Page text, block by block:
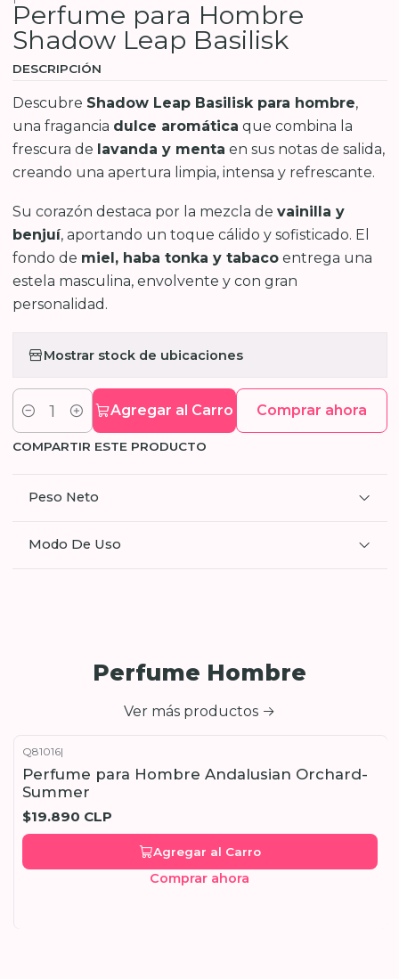
Perfume para Hombre
Shadow Leap Basilisk
DESCRIPCIÓN
Descubre Shadow Leap Basilisk para hombre,
una fragancia dulce aromática que combina la
frescura de lavanda y menta en sus notas de salida,
creando una apertura limpia, intensa y refrescante.
Su corazón destaca por la mezcla de vainilla y
benjuí, aportando un toque cálido y sofisticado. El
fondo de miel, haba tonka y tabacoentrega una
estela masculina, envolvente y con gran
personalidad.
Mostrar stock de ubicaciones
Cantidad
Agregar al Carro Comprar ahora
COMPARTIR ESTE PRODUCTO
Peso Neto
Modo De Uso
Perfume Hombre
Ver más productos
Q81016|
Perfume para Hombre Andalusian Orchard-
Summer
$19.890 CLP
Agregar al Carro
Comprar ahora